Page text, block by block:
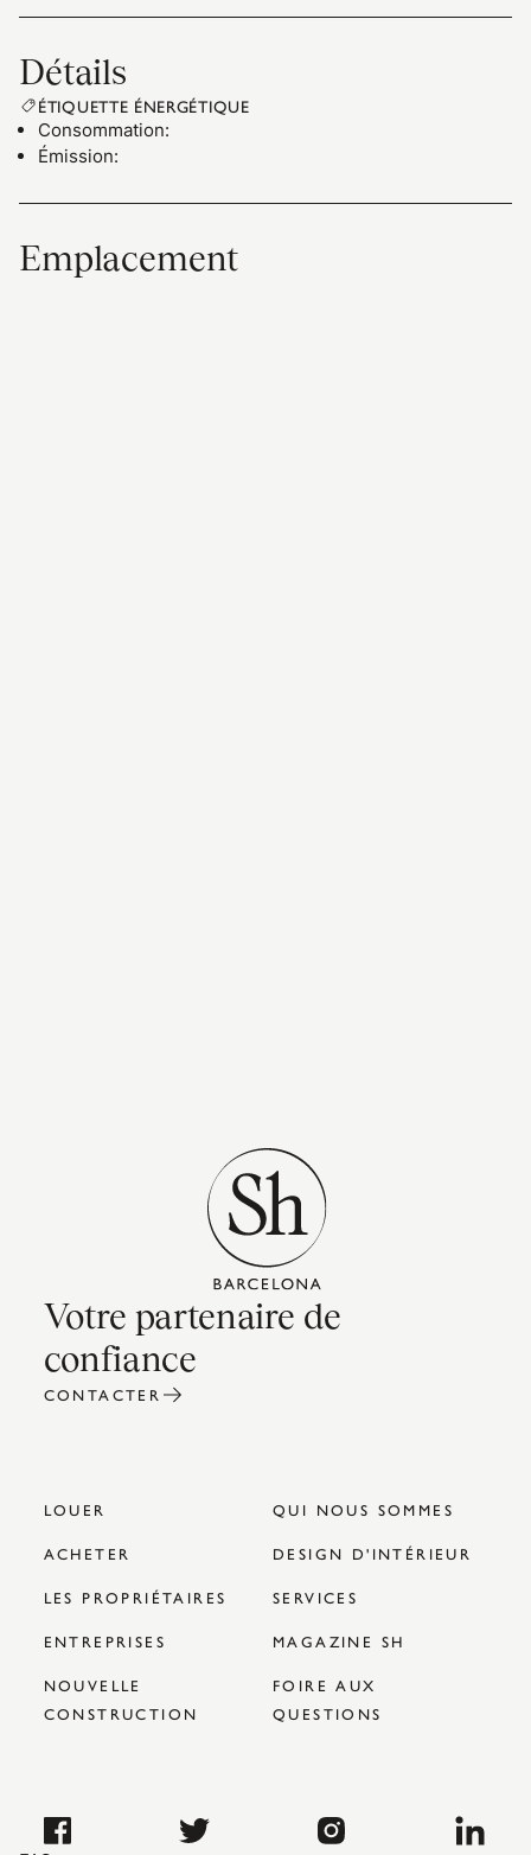
Détails
ÉTIQUETTE ÉNERGÉTIQUE
Consommation:
Émission:
Emplacement
Votre partenaire de
confiance
CONTACTER
LOUER
QUI NOUS SOMMES
ACHETER
DESIGN D'INTÉRIEUR
LES PROPRIÉTAIRES
SERVICES
ENTREPRISES
MAGAZINE SH
NOUVELLE
CONSTRUCTION
FOIRE AUX
QUESTIONS